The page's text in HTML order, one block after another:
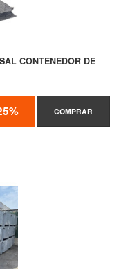
CONTENEDOR DE
COMPRAR